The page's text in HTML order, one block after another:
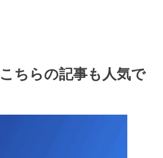
こちらの記事も人気で